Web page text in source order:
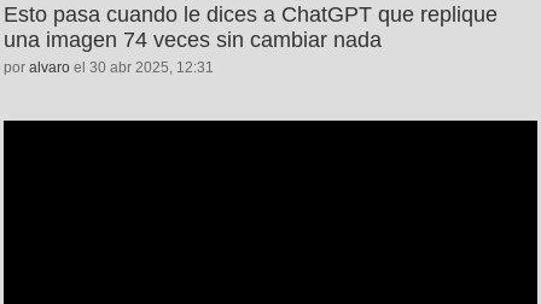
Esto pasa cuando le dices a ChatGPT que replique
una imagen 74 veces sin cambiar nada
por alvaro el 30 abr 2025, 12:31